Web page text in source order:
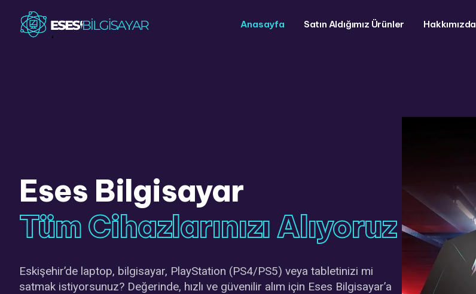
Anasayfa Satın Aldığımız Ürünler Hakkımızda
Eses Bilgisayar
Tüm Cihazlarınızı Alıyoruz
Eskişehir’de laptop, bilgisayar, PlayStation (PS4/PS5) veya tabletinizi mi
satmak istiyorsunuz? Değerinde, hızlı ve güvenilir alım için Eses Bilgisayar’a